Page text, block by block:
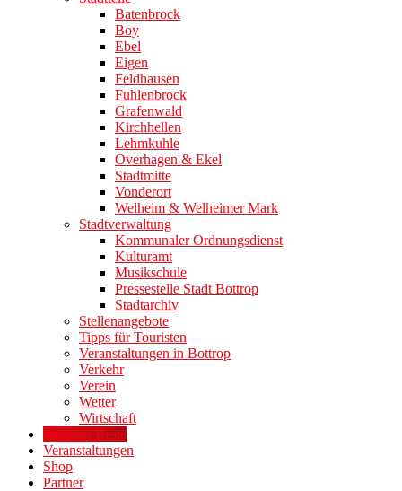
Batenbrock
Boy
Ebel
Eigen
Feldhausen
Fuhlenbrock
Grafenwald
Kirchhellen
Lehmkuhle
Overhagen & Ekel
Stadtmitte
Vonderort
Welheim & Welheimer Mark
Stadtverwaltung
Kommunaler Ordnungsdienst
Kulturamt
Musikschule
Pressestelle Stadt Bottrop
Stadtarchiv
Stellenangebote
Tipps für Touristen
Veranstaltungen in Bottrop
Verkehr
Verein
Wetter
Wirtschaft
Bottrops Beste
Veranstaltungen
Shop
Partner